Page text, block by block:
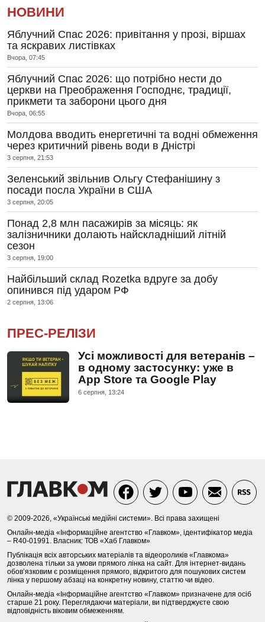
НОВИНИ
Яблучний Спас 2026: привітання у прозі, віршах
та яскравих листівках
Вчора, 07:45
Яблучний Спас 2026: що потрібно нести до
церкви на Преображення Господнє, традиції,
прикмети та заборони цього дня
Вчора, 06:55
Молдова вводить енергетичні та водні обмеження
через критичний рівень води в Дністрі
3 серпня, 21:53
Зеленський звільнив Ольгу Стефанішину з
посади посла України в США
3 серпня, 20:05
Понад 2,8 млн пасажирів за місяць: як
залізничники долають найскладніший літній
сезон
3 серпня, 19:00
Найбільший склад Rozetka вдруге за добу
опинився під ударом РФ
2 серпня, 13:06
ПРЕС-РЕЛІЗИ
Усі можливості для ветеранів –
в одному застосунку: уже в
App Store та Google Play
6 серпня, 13:24
© 2009-2026, «Українські медійні системи». Всі права захищені
Онлайн-медіа «Інформаційне агентство «Главком», ідентифікатор медіа
– R40-01991. Власник: ТОВ «Хаб Главком»
Публікація всіх авторських матеріалів та відеороликів «Главкома»
дозволена тільки за умови прямого лінка на сайт. Для інтернет-видань
обов’язковим є розміщення прямого, відкритого для пошукових систем
лінка у першому абзаці на конкретну новину, статтю чи відео.
Онлайн-медіа «Інформаційне агентство «Главком» призначене для осіб
старше 21 року. Переглядаючи матеріали, ви підтверджуєте свою
відповідність віковим обмеженням.